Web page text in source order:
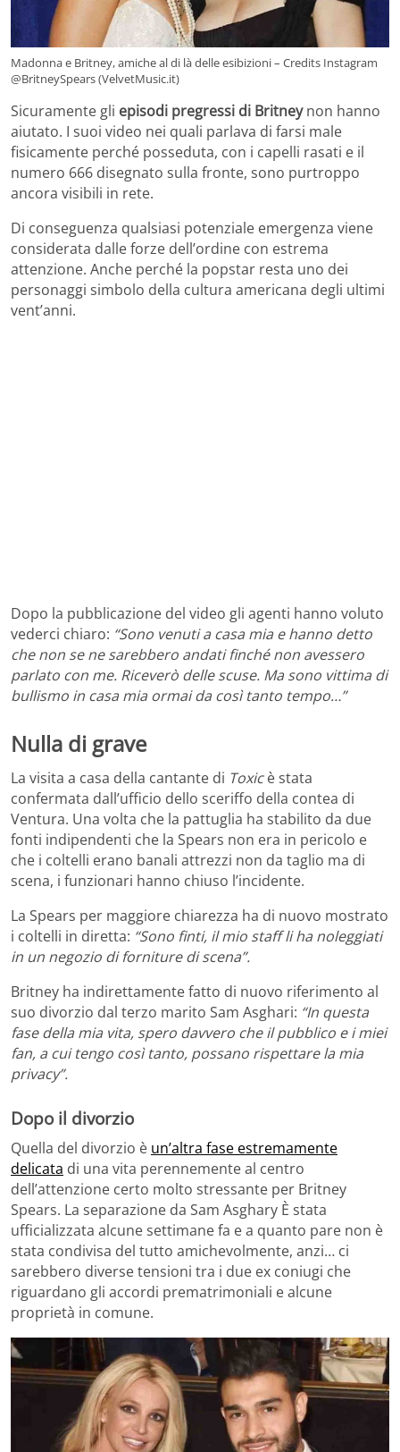
Madonna e Britney, amiche al di là delle esibizioni – Credits Instagram
@BritneySpears (VelvetMusic.it)
Sicuramente gli episodi pregressi di Britneynon hanno
aiutato. I suoi video nei quali parlava di farsi male
fisicamente perché posseduta, con i capelli rasati e il
numero 666 disegnato sulla fronte, sono purtroppo
ancora visibili in rete.
Di conseguenza qualsiasi potenziale emergenza viene
considerata dalle forze dell’ordine con estrema
attenzione. Anche perché la popstar resta uno dei
personaggi simbolo della cultura americana degli ultimi
vent’anni.
Dopo la pubblicazione del video gli agenti hanno voluto
vederci chiaro: “Sono venuti a casa mia e hanno detto
che non se ne sarebbero andati finché non avessero
parlato con me. Riceverò delle scuse. Ma sono vittima di
bullismo in casa mia ormai da così tanto tempo…”
Nulla di grave
La visita a casa della cantante di Toxicè stata
confermata dall’ufficio dello sceriffo della contea di
Ventura. Una volta che la pattuglia ha stabilito da due
fonti indipendenti che la Spears non era in pericolo e
che i coltelli erano banali attrezzi non da taglio ma di
scena, i funzionari hanno chiuso l’incidente.
La Spears per maggiore chiarezza ha di nuovo mostrato
i coltelli in diretta: “Sono finti, il mio staff li ha noleggiati
in un negozio di forniture di scena”.
Britney ha indirettamente fatto di nuovo riferimento al
suo divorzio dal terzo marito Sam Asghari: “In questa
fase della mia vita, spero davvero che il pubblico e i miei
fan, a cui tengo così tanto, possano rispettare la mia
privacy”.
Dopo il divorzio
Quella del divorzio è un’altra fase estremamente
delicata di una vita perennemente al centro
dell’attenzione certo molto stressante per Britney
Spears. La separazione da Sam Asghary È stata
ufficializzata alcune settimane fa e a quanto pare non è
stata condivisa del tutto amichevolmente, anzi… ci
sarebbero diverse tensioni tra i due ex coniugi che
riguardano gli accordi prematrimoniali e alcune
proprietà in comune.